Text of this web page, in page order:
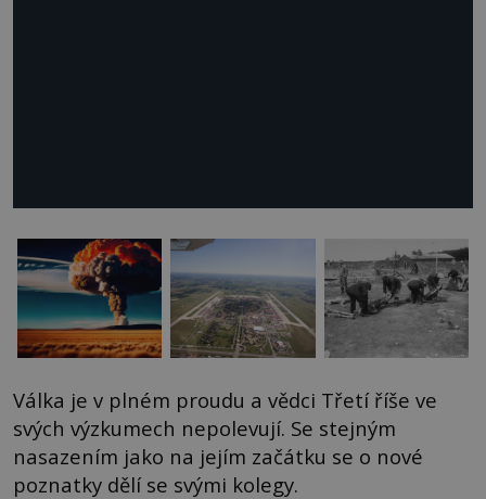
Válka je v plném proudu a vědci Třetí říše ve
svých výzkumech nepolevují. Se stejným
nasazením jako na jejím začátku se o nové
poznatky dělí se svými kolegy.